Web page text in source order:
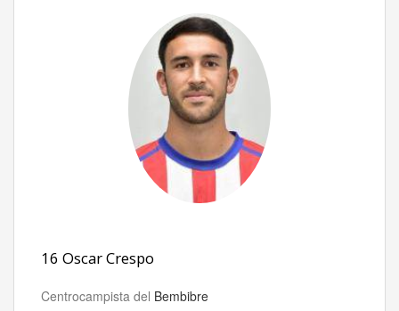
16 Oscar Crespo
Centrocampista del Bembibre